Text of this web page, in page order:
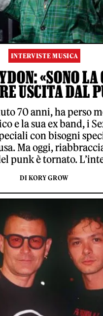
INTERVISTE MUSICA
«SONO LA
USCITA DAL
70 anni, ha perso
e la sua ex band, i
con bisogni
Ma oggi,
punk è tornato.
DI KORY GROW